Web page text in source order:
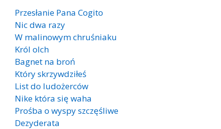
Przesłanie Pana Cogito
Nic dwa razy
W malinowym chruśniaku
Król olch
Bagnet na broń
Który skrzywdziłeś
List do ludożerców
Nike która się waha
Prośba o wyspy szczęśliwe
Dezyderata